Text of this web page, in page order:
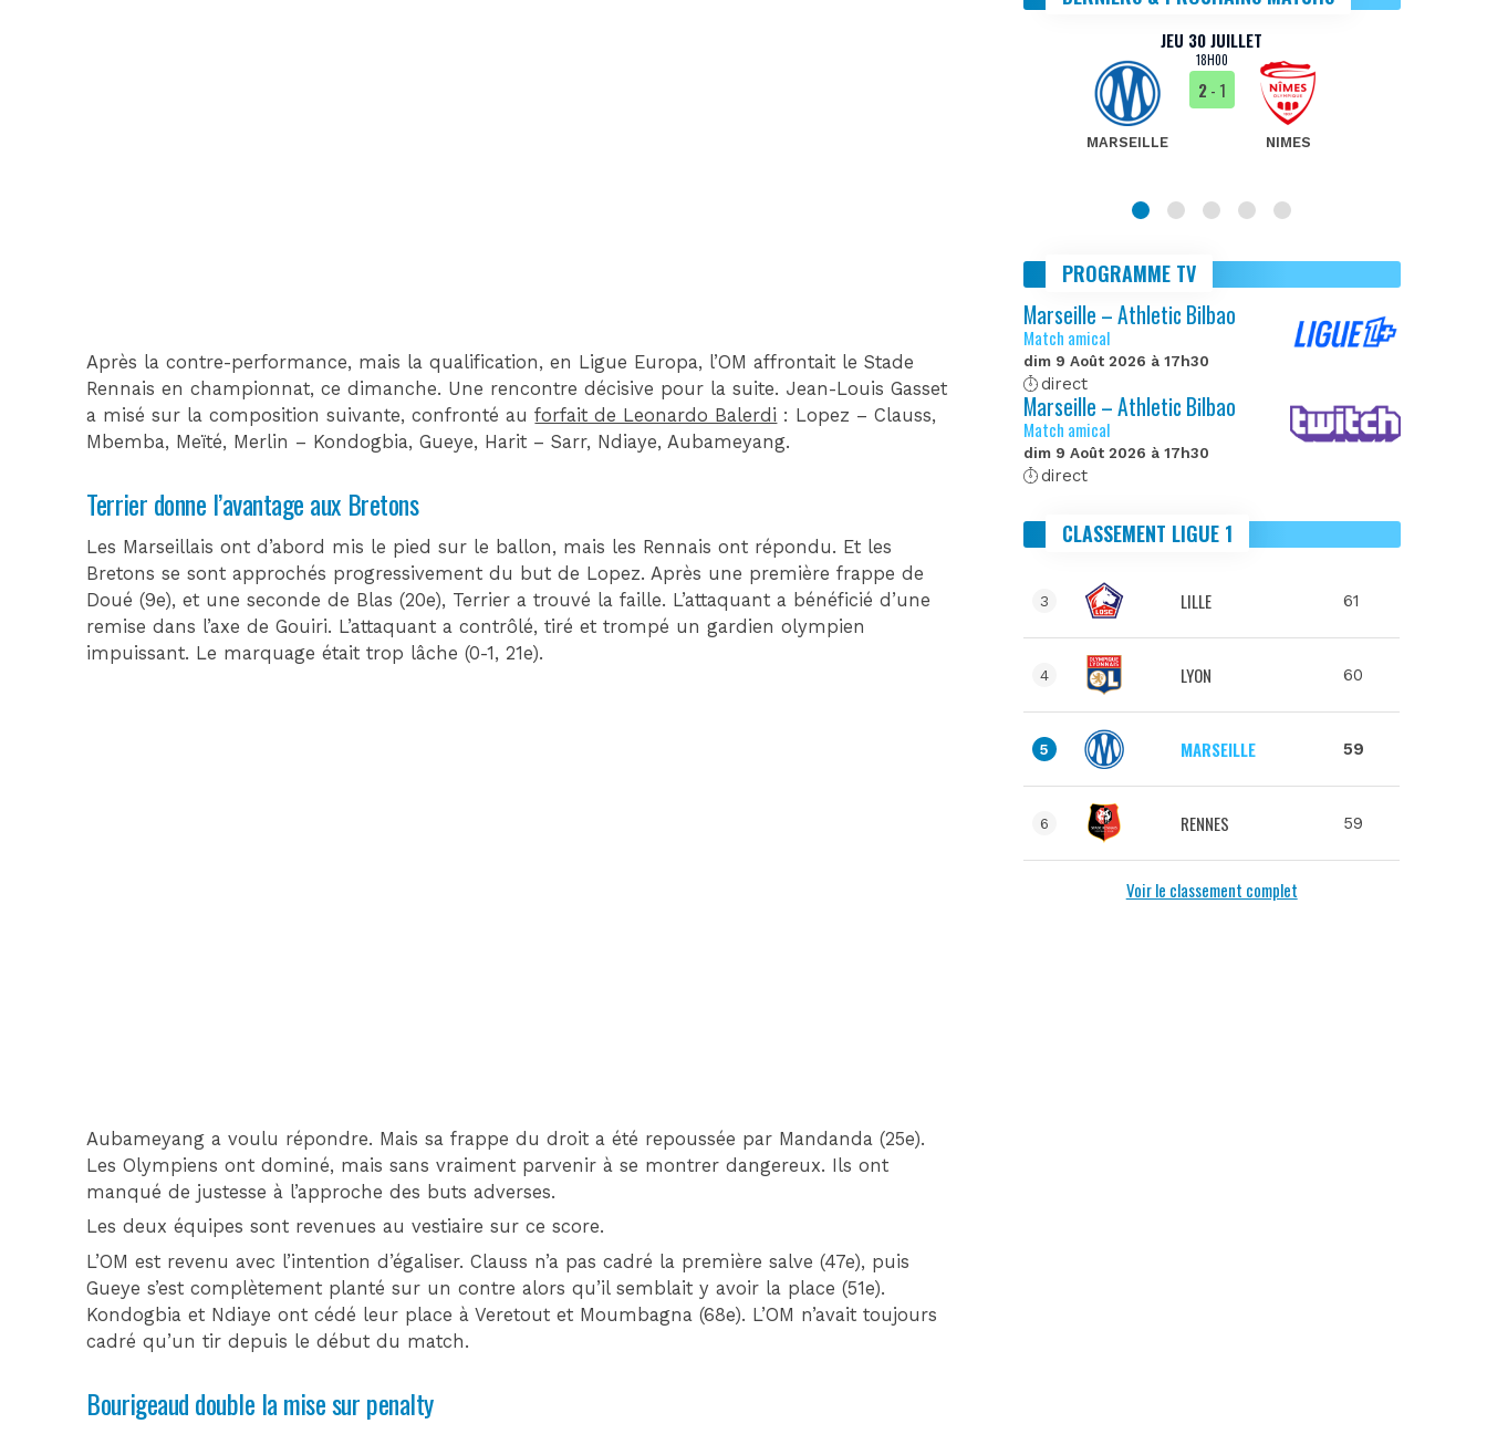
Après la contre-performance, mais la qualification, en Ligue Europa, l’OM affrontait le Stade
Rennais en championnat, ce dimanche. Une rencontre décisive pour la suite. Jean-Louis Gasset
a misé sur la composition suivante, confronté auforfait de Leonardo Balerdi : Lopez – Clauss,
Mbemba, Meïté, Merlin – Kondogbia, Gueye, Harit – Sarr, Ndiaye, Aubameyang.
Terrier donne l’avantage aux Bretons
Les Marseillais ont d’abord mis le pied sur le ballon, mais les Rennais ont répondu. Et les
Bretons se sont approchés progressivement du but de Lopez. Après une première frappe de
Doué (9e), et une seconde de Blas (20e), Terrier a trouvé la faille. L’attaquant a bénéficié d’une
remise dans l’axe de Gouiri. L’attaquant a contrôlé, tiré et trompé un gardien olympien
impuissant. Le marquage était trop lâche (0-1, 21e).
Aubameyang a voulu répondre. Mais sa frappe du droit a été repoussée par Mandanda (25e).
Les Olympiens ont dominé, mais sans vraiment parvenir à se montrer dangereux. Ils ont
manqué de justesse à l’approche des buts adverses.
Les deux équipes sont revenues au vestiaire sur ce score.
L’OM est revenu avec l’intention d’égaliser. Clauss n’a pas cadré la première salve (47e), puis
Gueye s’est complètement planté sur un contre alors qu’il semblait y avoir la place (51e).
Kondogbia et Ndiaye ont cédé leur place à Veretout et Moumbagna (68e). L’OM n’avait toujours
cadré qu’un tir depuis le début du match.
Bourigeaud double la mise sur penalty
JEU 30 JUILLET
18H00
MARSEILLE
2- 1
NIMES
PROGRAMME TV
Marseille – Athletic Bilbao
Match amical
dim 9 Août 2026 à 17h30
direct
Marseille – Athletic Bilbao
Match amical
dim 9 Août 2026 à 17h30
direct
CLASSEMENT LIGUE 1
3 LILLE 61
4 LYON 60
5 MARSEILLE 59
6 RENNES 59
Voir le classement complet